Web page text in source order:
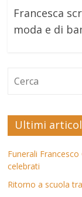
Francesca
moda e di
Ultimi
Funerali
celebrati
Ritorno a scuola